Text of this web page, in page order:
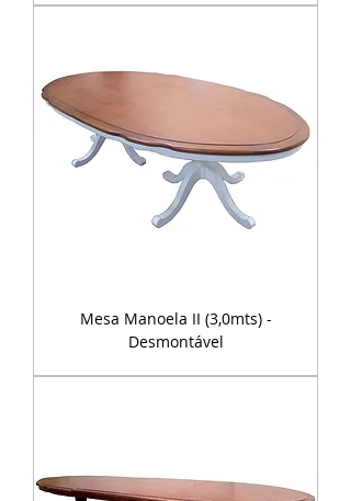
Mesa Manoela II (3,0mts) -
Desmontável